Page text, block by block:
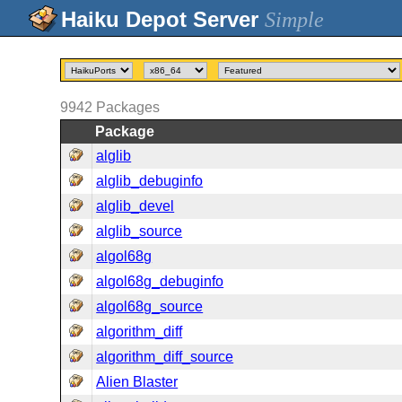
Simple
9942 Packages
Package
alglib
alglib_debuginfo
alglib_devel
alglib_source
algol68g
algol68g_debuginfo
algol68g_source
algorithm_diff
algorithm_diff_source
Alien Blaster